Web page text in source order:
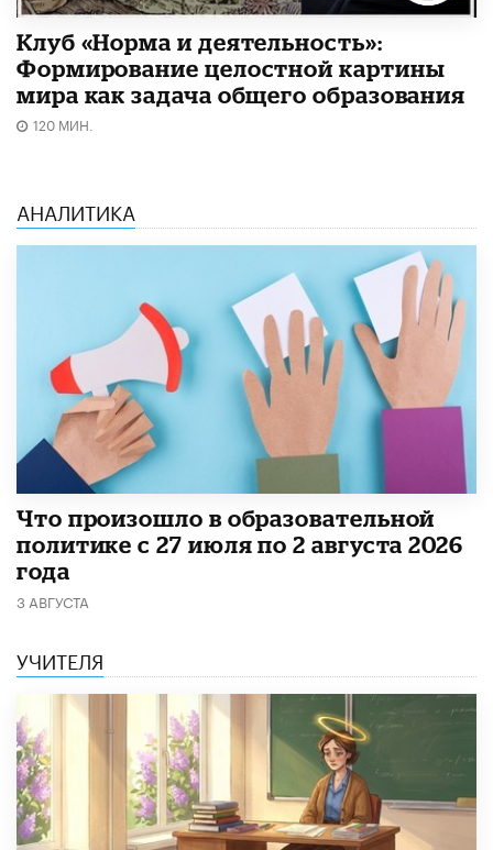
Клуб «Норма и деятельность»:
Формирование целостной картины
мира как задача общего образования
120 МИН.
АНАЛИТИКА
​Что произошло в образовательной
политике с 27 июля по 2 августа 2026
года
3 АВГУСТА
УЧИТЕЛЯ